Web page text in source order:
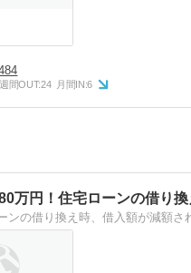
週間OUT:24 月間IN:6
万円！住宅ローンの借り